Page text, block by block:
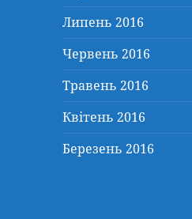
Липень 2016
Червень 2016
Травень 2016
Квітень 2016
Березень 2016